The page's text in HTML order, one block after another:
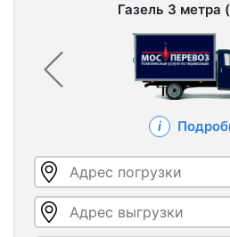
Газель 3 метра
Адрес погрузки
Адрес выгрузки